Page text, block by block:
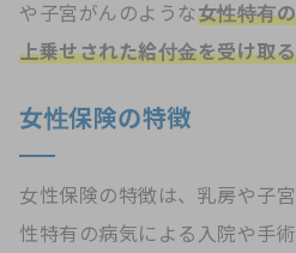
や子宮がんのような女性特有
上乗せされた給付金を受け取
女性保険の特徴
女性保険の特徴は、乳房や子
性特有の病気による入院や手